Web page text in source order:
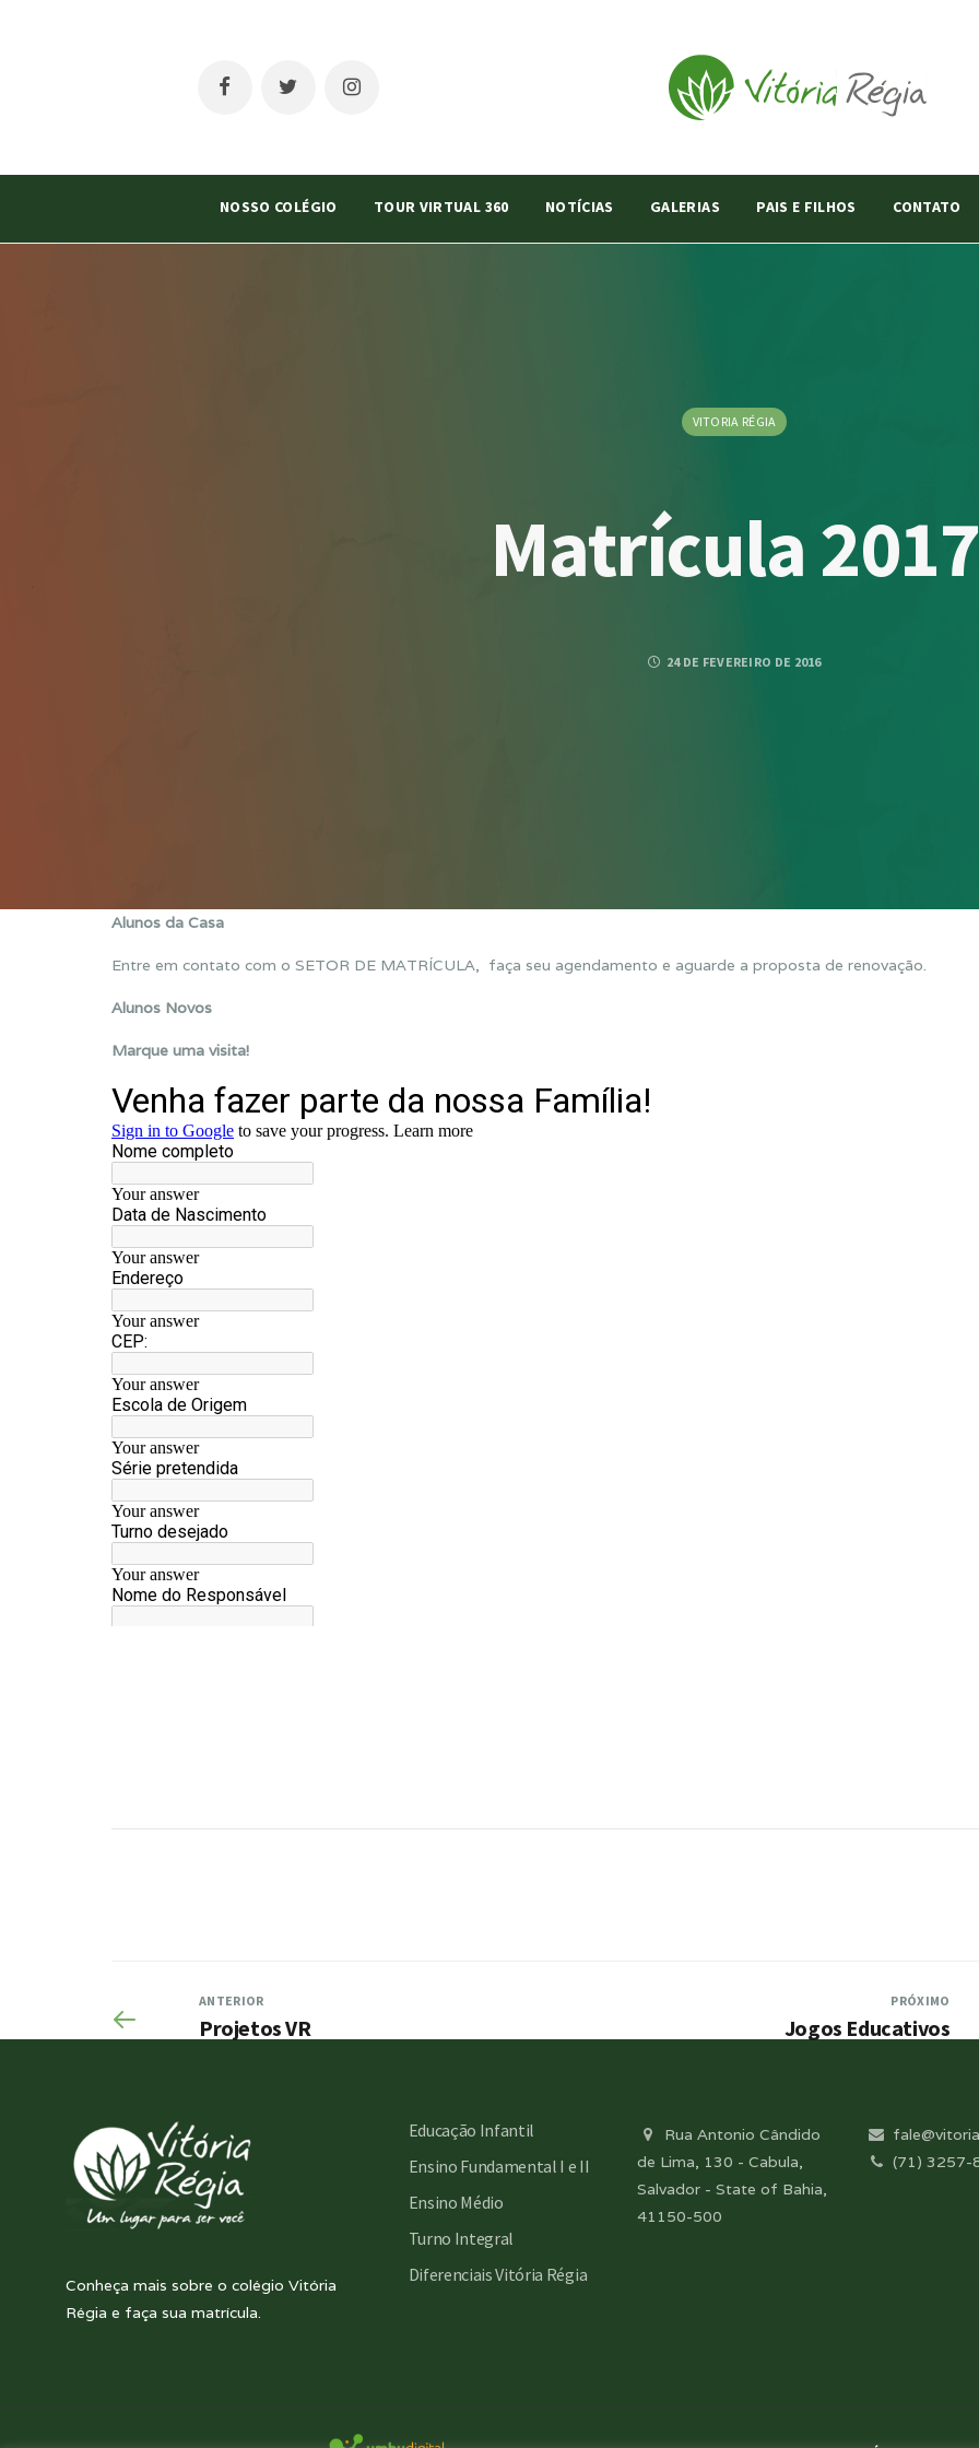
NOSSO COLÉGIO TOUR VIRTUAL 360 NOTÍCIAS GALERIAS PAIS E FILHOS CONTATO
VITORIA RÉGIA
Matrícula 2017
24 DE FEVEREIRO DE 2016
Alunos da Casa
Entre em contato com o SETOR DE MATRÍCULA, faça seu agendamento e aguarde a proposta de renovação.
Alunos Novos
Marque uma visita!
ANTERIOR
Projetos VR
PRÓXIMO
Jogos Educativos
Conheça mais sobre o colégio Vitória
Régia e faça sua matrícula.
Educação Infantil
Ensino Fundamental I e II
Ensino Médio
Turno Integral
Diferenciais Vitória Régia
Rua Antonio Cândido
de Lima, 130 - Cabula,
Salvador - State of Bahia,
41150-500
(71) 3257-